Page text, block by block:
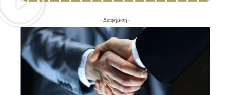
- Διαφήμιση -